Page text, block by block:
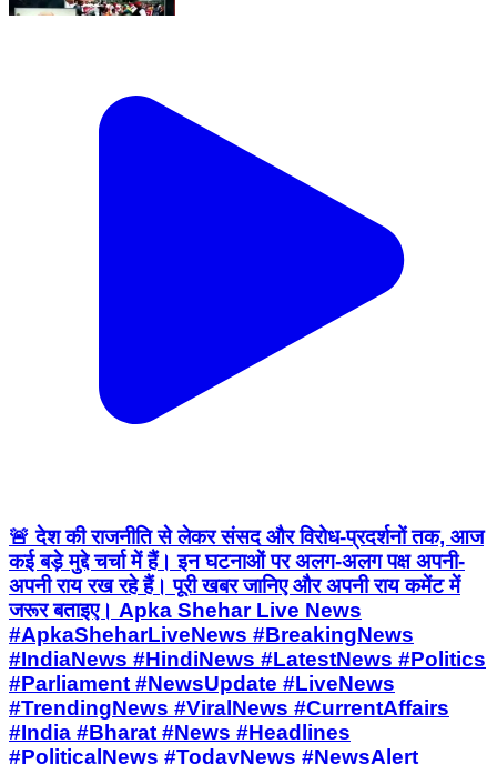
🚨 देश की राजनीति से लेकर संसद और विरोध-प्रदर्शनों तक, आज
कई बड़े मुद्दे चर्चा में हैं। इन घटनाओं पर अलग-अलग पक्ष अपनी-
अपनी राय रख रहे हैं। पूरी खबर जानिए और अपनी राय कमेंट में
जरूर बताइए। Apka Shehar Live News
#ApkaSheharLiveNews #BreakingNews
#IndiaNews #HindiNews #LatestNews #Politics
#Parliament #NewsUpdate #LiveNews
#TrendingNews #ViralNews #CurrentAffairs
#India #Bharat #News #Headlines
#PoliticalNews #TodayNews #NewsAlert